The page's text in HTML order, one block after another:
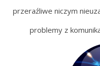
przeraźliwe niczym
problemy z